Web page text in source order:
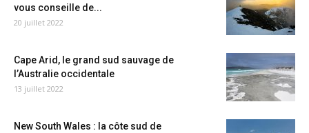
vous conseille de...
20 juillet 2022
Cape Arid, le grand sud sauvage de
l’Australie occidentale
13 juillet 2022
New South Wales : la côte sud de